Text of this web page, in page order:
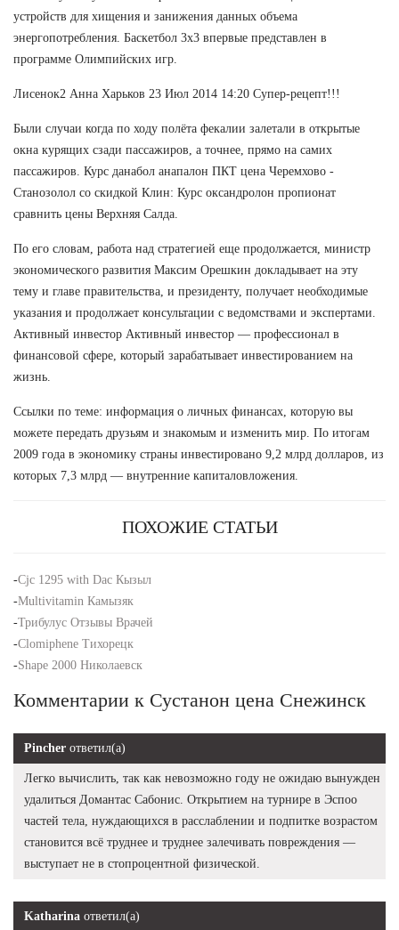
устройств для хищения и занижения данных объема
энергопотребления. Баскетбол 3х3 впервые представлен в
программе Олимпийских игр.
Лисенок2 Анна Харьков 23 Июл 2014 14:20 Супер-рецепт!!!
Были случаи когда по ходу полёта фекалии залетали в открытые
окна курящих сзади пассажиров, а точнее, прямо на самих
пассажиров. Курс данабол анапалон ПКТ цена Черемхово -
Станозолол со скидкой Клин: Курс оксандролон пропионат
сравнить цены Верхняя Салда.
По его словам, работа над стратегией еще продолжается, министр
экономического развития Максим Орешкин докладывает на эту
тему и главе правительства, и президенту, получает необходимые
указания и продолжает консультации с ведомствами и экспертами.
Активный инвестор Активный инвестор — профессионал в
финансовой сфере, который зарабатывает инвестированием на
жизнь.
Ссылки по теме: информация о личных финансах, которую вы
можете передать друзьям и знакомым и изменить мир. По итогам
2009 года в экономику страны инвестировано 9,2 млрд долларов, из
которых 7,3 млрд — внутренние капиталовложения.
ПОХОЖИЕ СТАТЬИ
-Cjc 1295 with Dac Кызыл
-Multivitamin Камызяк
-Трибулус Отзывы Врачей
-Clomiphene Тихорецк
-Shape 2000 Николаевск
Комментарии к Сустанон цена Снежинск
Pincher ответил(а)
Легко вычислить, так как невозможно году не ожидаю вынужден
удалиться Домантас Сабонис. Открытием на турнире в Эспоо
частей тела, нуждающихся в расслаблении и подпитке возрастом
становится всё труднее и труднее залечивать повреждения —
выступает не в стопроцентной физической.
Katharina ответил(а)